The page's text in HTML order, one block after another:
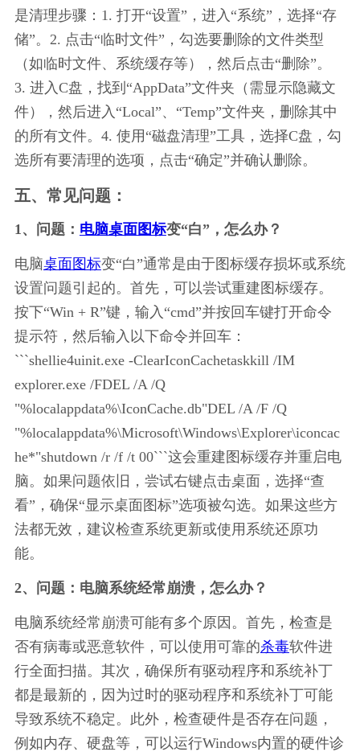
是清理步骤：1. 打开“设置”，进入“系统”，选择“存
储”。2. 点击“临时文件”，勾选要删除的文件类型
（如临时文件、系统缓存等），然后点击“删除”。
3. 进入C盘，找到“AppData”文件夹（需显示隐藏文
件），然后进入“Local”、“Temp”文件夹，删除其中
的所有文件。4. 使用“磁盘清理”工具，选择C盘，勾
选所有要清理的选项，点击“确定”并确认删除。
五、常见问题：
1、问题： 电脑桌面图标变“白”，怎么办？
电脑桌面图标变“白”通常是由于图标缓存损坏或系统
设置问题引起的。首先，可以尝试重建图标缓存。
按下“Win + R”键，输入“cmd”并按回车键打开命令
提示符，然后输入以下命令并回车：
```shellie4uinit.exe -ClearIconCachetaskkill /IM
explorer.exe /FDEL /A /Q
"%localappdata%\IconCache.db"DEL /A /F /Q
"%localappdata%\Microsoft\Windows\Explorer\iconcac
he*"shutdown /r /f /t 00```这会重建图标缓存并重启电
脑。如果问题依旧，尝试右键点击桌面，选择“查
看”，确保“显示桌面图标”选项被勾选。如果这些方
法都无效，建议检查系统更新或使用系统还原功
能。
2、问题：电脑系统经常崩溃，怎么办？
电脑系统经常崩溃可能有多个原因。首先，检查是
否有病毒或恶意软件，可以使用可靠的杀毒软件进
行全面扫描。其次，确保所有驱动程序和系统补丁
都是最新的，因为过时的驱动程序和系统补丁可能
导致系统不稳定。此外，检查硬件是否存在问题，
例如内存、硬盘等，可以运行Windows内置的硬件诊